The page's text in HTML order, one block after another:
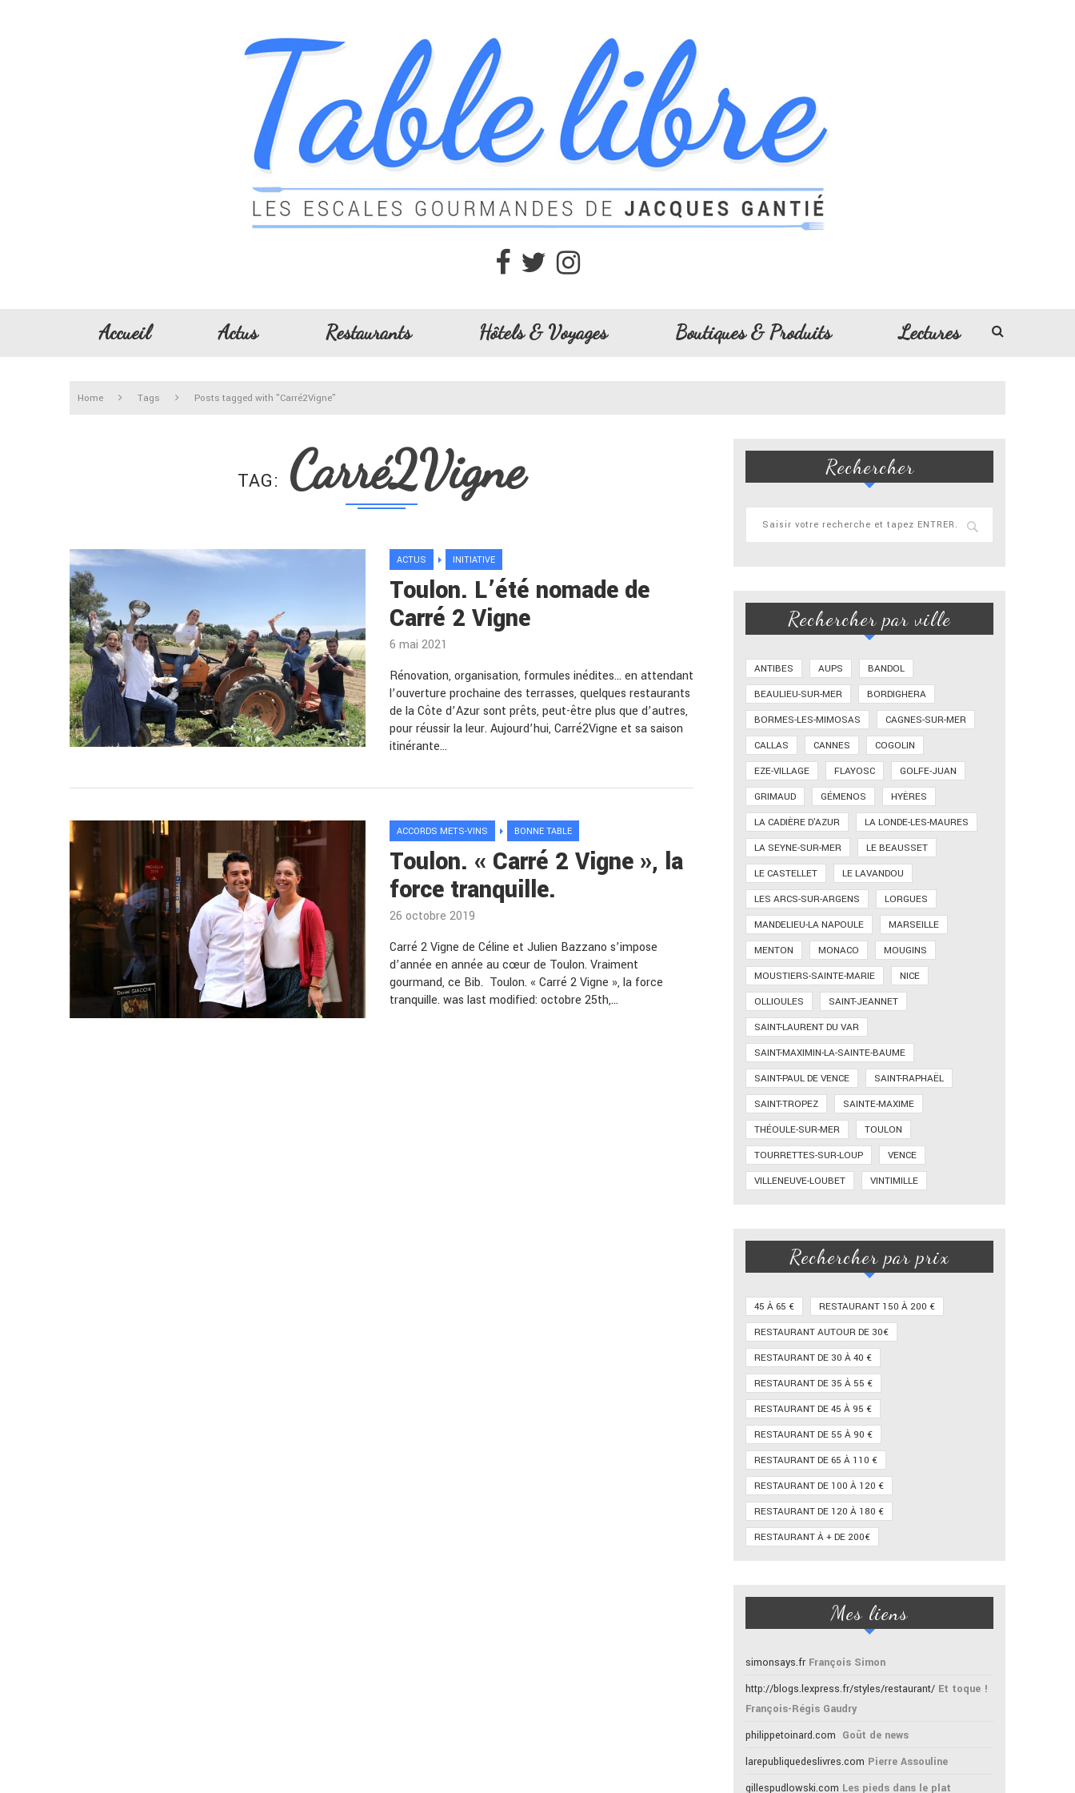
Accueil Actus Restaurants Hôtels & Voyages Boutiques & Produits Lectures
Home Tags Posts tagged with "Carré2Vigne"
TAG Carré2Vigne
ACTUS INITIATIVE
Toulon. L’été nomade de
Carré 2 Vigne
6 mai 2021
Rénovation, organisation, formules inédites… en attendant
l’ouverture prochaine des terrasses, quelques restaurants
de la Côte d’Azur sont prêts, peut-être plus que d’autres,
pour réussir la leur. Aujourd’hui, Carré2Vigne et sa saison
itinérante…
ACCORDS METS-VINS BONNE TABLE
Toulon. « Carré 2 Vigne », la
force tranquille.
26 octobre 2019
Carré 2 Vigne de Céline et Julien Bazzano s’impose
d’année en année au cœur de Toulon. Vraiment
gourmand, ce Bib. Toulon. « Carré 2 Vigne », la force
tranquille. was last modified: octobre 25th,…
Rechercher
Rechercher par ville
ANTIBES AUPS
BANDOL
BEAULIEU-SUR-MER
BORDIGHERA
BORMES-LES-MIMOSAS
CAGNES-SUR-MER
CALLAS
CANNES
COGOLIN
EZE-VILLAGE
FLAYOSC
GOLFE-JUAN
GRIMAUD
GÉMENOS
HYÈRES
LA CADIÈRE D'AZUR
LA LONDE-LES-MAURES
LA SEYNE-SUR-MER
LE BEAUSSET
LE CASTELLET
LE LAVANDOU
LES ARCS-SUR-ARGENS
LORGUES
MANDELIEU-LA NAPOULE
MARSEILLE
MENTON
MONACO
MOUGINS
MOUSTIERS-SAINTE-MARIE
NICE
OLLIOULES
SAINT-JEANNET
SAINT-LAURENT DU VAR
SAINT-MAXIMIN-LA-SAINTE-BAUME
SAINT-PAUL DE VENCE
SAINT-RAPHAËL
SAINT-TROPEZ
SAINTE-MAXIME
THÉOULE-SUR-MER
TOULON
TOURRETTES-SUR-LOUP
VENCE
VILLENEUVE-LOUBET
VINTIMILLE
Rechercher par prix
45 À 65 €
RESTAURANT 150 À 200 €
RESTAURANT AUTOUR DE 30€
RESTAURANT DE 30 À 40 €
RESTAURANT DE 35 À 55 €
RESTAURANT DE 45 À 95 €
RESTAURANT DE 55 À 90 €
RESTAURANT DE 65 À 110 €
RESTAURANT DE 100 À 120 €
RESTAURANT DE 120 À 180 €
RESTAURANT À + DE 200€
Mes liens
simonsays.fr François Simon
http://blogs.lexpress.fr/styles/restaurant/ Et toque !
François-Régis Gaudry
philippetoinard.com Goût de news
larepubliquedeslivres.com Pierre Assouline
gillespudlowski.com Les pieds dans le plat